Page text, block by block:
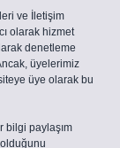
ve İletişim
olarak hizmet
denetleme
üyelerimiz
üye olarak bu
bilgi paylaşım